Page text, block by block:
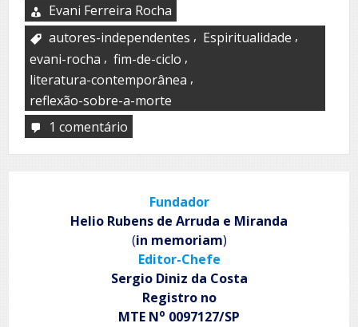
Evani Ferreira Rocha
autores-independentes , Espiritualidade ,
evani-rocha , fim-de-ciclo ,
literatura-contemporânea ,
reflexão-sobre-a-morte
1 comentário
assim
gente
vai
embora
Fundador
Helio Rubens de Arruda e Miranda
(in memoriam)
Editor-Chefe
Sergio Diniz da Costa
Registro no
MTE No 0097127/SP